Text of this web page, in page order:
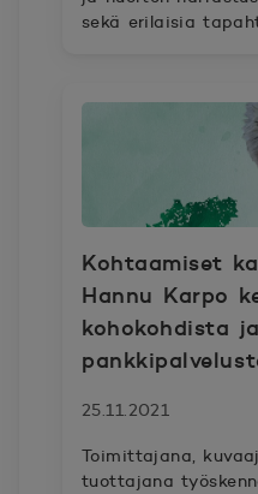
sekä erilaisia
Kohtaamiset
Hannu Karpo
kohokohdista
25.11.2021
Toimittajana,
tuottajana